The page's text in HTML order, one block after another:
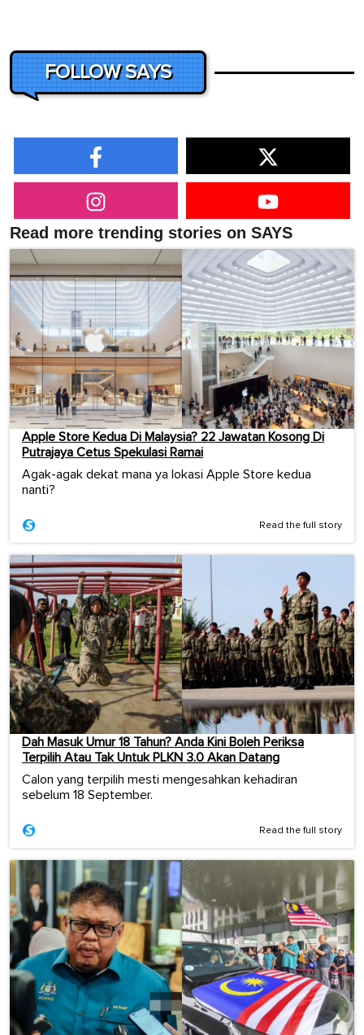
FOLLOW SAYS
Read more trending stories on SAYS
Apple Store Kedua Di Malaysia? 22 Jawatan Kosong Di
Putrajaya Cetus Spekulasi Ramai
Agak-agak dekat mana ya lokasi Apple Store kedua
nanti?
Read the full story
Dah Masuk Umur 18 Tahun? Anda Kini Boleh Periksa
Terpilih Atau Tak Untuk PLKN 3.0 Akan Datang
Calon yang terpilih mesti mengesahkan kehadiran
sebelum 18 September.
Read the full story